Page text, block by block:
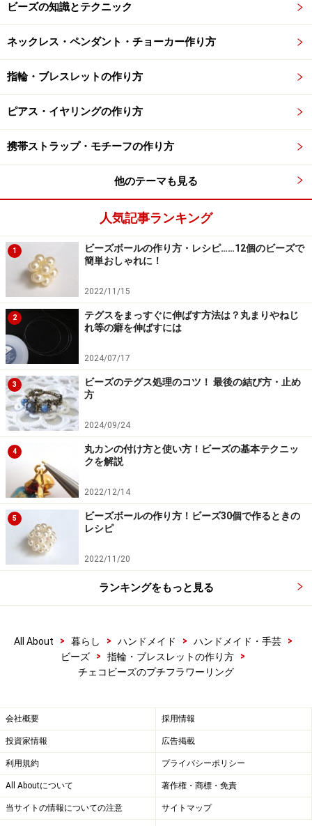
ビーズの知識とテクニック
ネックレス・ペンダント・チョーカー作り方
指輪・ブレスレットの作り方
ピアス・イヤリングの作り方
携帯ストラップ・モチーフの作り方
他のテーマも見る
人気記事ランキング
1
ビーズボールの作り方・レシピ……12個のビーズで
簡単おしゃれに！
2022/11/15
2
テグスをまっすぐに伸ばす方法は？丸まりやねじ
れ等の癖を伸ばすには
2024/07/17
3
ビーズのテグス処理のコツ！ 最後の結び方・止め
方
2024/09/24
4
丸カンの付け方と使い方！ビーズの基本テクニッ
クを解説
2022/12/14
5
ビーズボールの作り方！ビーズ30個で作るときの
レシピ
2022/11/20
ランキングをもっと見る
All About > 暮らし > ハンドメイド > ハンドメイド・手芸
>
ビーズ
> 指輪・ブレスレットの作り方
>
チェコビーズのプチフラワーリング
会社概要 採用情報
投資家情報 広告掲載
利用規約 プライバシーポリシー
All Aboutについて 著作権・商標・免責
当サイトの情報についての注意 サイトマップ